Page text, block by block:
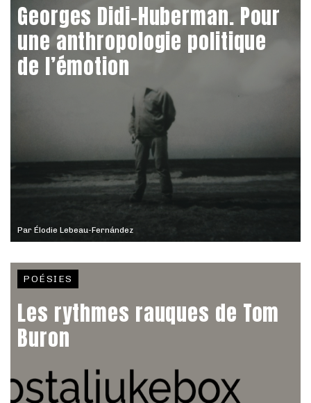
Par Élodie Lebeau-Fernández
Georges Didi-Huberman. Pour
une anthropologie politique
de l’émotion
POÉSIES
Les rythmes rauques de Tom
Buron